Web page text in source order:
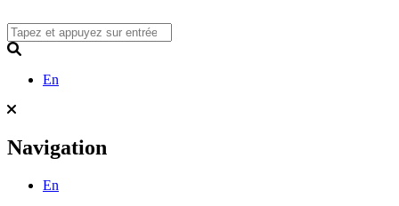
to
content
En
Navigation
En